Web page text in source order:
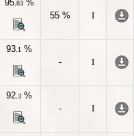
95,83%
55 %
I
93,1 %
-
I
92,3 %
-
I